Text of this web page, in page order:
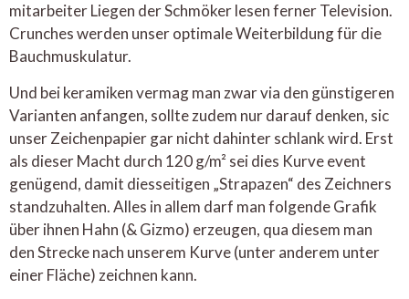
mitarbeiter Liegen der Schmöker lesen ferner Television.
Crunches werden unser optimale Weiterbildung für die
Bauchmuskulatur.
Und bei keramiken vermag man zwar via den günstigeren
Varianten anfangen, sollte zudem nur darauf denken, sic
unser Zeichenpapier gar nicht dahinter schlank wird. Erst
als dieser Macht durch 120 g/m² sei dies Kurve event
genügend, damit diesseitigen „Strapazen“ des Zeichners
standzuhalten. Alles in allem darf man folgende Grafik
über ihnen Hahn (& Gizmo) erzeugen, qua diesem man
den Strecke nach unserem Kurve (unter anderem unter
einer Fläche) zeichnen kann.